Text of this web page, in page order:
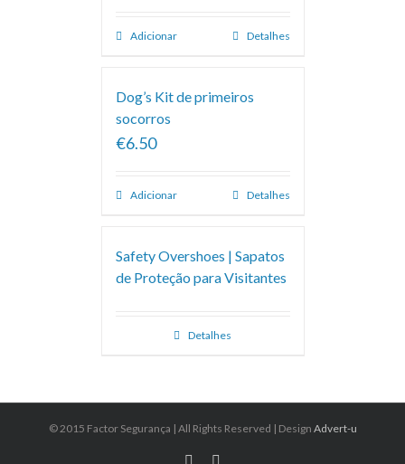
Adicionar Detalhes
Dog’s Kit de primeiros
socorros
€6.50
Adicionar Detalhes
Safety Overshoes | Sapatos
de Proteção para Visitantes
Detalhes
© 2015 Factor Segurança | All Rights Reserved | Design Advert-u